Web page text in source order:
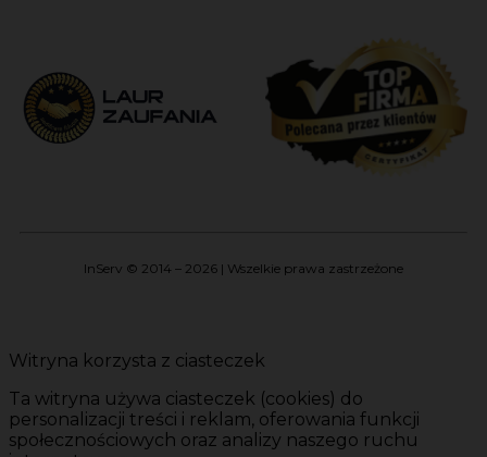
InServ © 2014 – 2026 | Wszelkie prawa zastrzeżone
Witryna korzysta z ciasteczek
Ta witryna używa ciasteczek (cookies) do
personalizacji treści i reklam, oferowania funkcji
społecznościowych oraz analizy naszego ruchu